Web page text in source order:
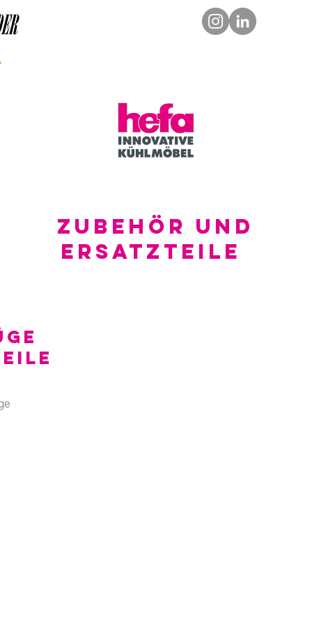
Zubehör und
Ersatzteile